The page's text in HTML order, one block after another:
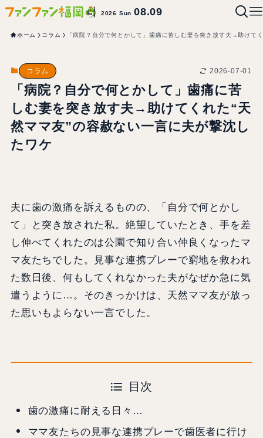
2026 Sun08.09
ホーム コラム 「病院？自分で何とかして」歯痛に苦しむ妻を突き放す夫→助けて
コラム 2026-07-01
「病院？自分で何とかして」歯痛に苦
しむ妻を突き放す夫→助けてくれた“天
然ママ友”の容赦ない一言に夫が撃沈し
たワケ
夫に歯の激痛を訴えるものの、「自分で何とかし
て」と突き放された私。絶望していたとき、手を差
し伸べてくれたのは公園で知り合い仲良くなったマ
マ友たちでした。見事な連携プレーで窮地を救われ
た数日後、何もしてくれなかった夫がなぜか急に気
遣うように…。そのきっかけは、天然ママ友が放っ
た思いもよらない一言でした。
目次
歯の激痛に耐える日々…
ママ友たちの見事な連携プレーで歯医者に行け